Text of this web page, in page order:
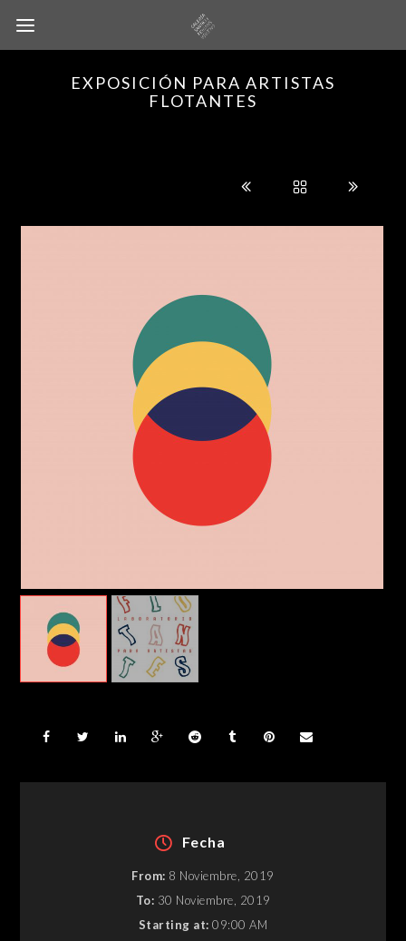
EXPOSICIÓN PARA ARTISTAS
FLOTANTES
Fecha
From: 8 Noviembre, 2019
To: 30 Noviembre, 2019
Starting at: 09:00 AM